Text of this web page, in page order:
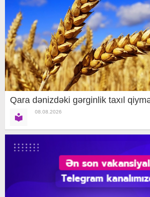
Qara dənizdəki gərginlik taxıl
08.08.2026